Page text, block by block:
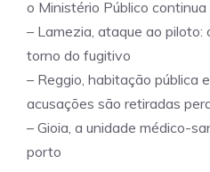
o Ministério Público
– Lamezia, ataque ao piloto:
torno do fugitivo
– Reggio, habitação pública
acusações são retiradas
– Gioia, a unidade médico-
porto